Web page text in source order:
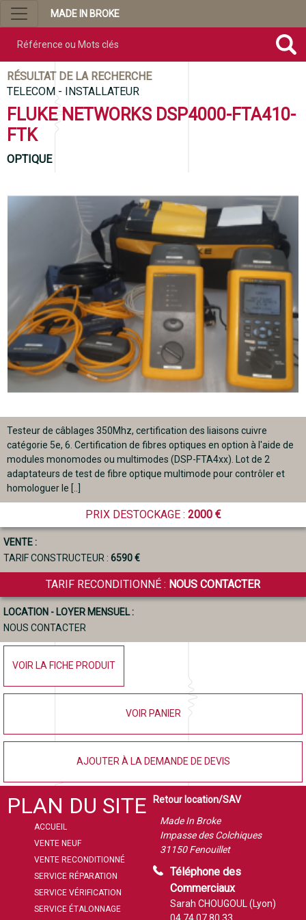
MADE IN BROKE
RÉSULTAT DE LA RECHERCHE
TELECOM - INSTALLATEUR
FLUKE NETWORKS DSP4000-FTA410-
FTK
OPTIQUE
Testeur de câblages 350Mhz, certification des liaisons cuivre
catégorie 5e, 6. Certification de fibres optiques en option à l'aide de
modules monomodes ou multimodes (DSP-FTA4xx). Lot de 2
adaptateurs de test de fibre optique multimode pour contrôler et
homologuer le [..]
PRIX DESTOCKAGE : 2000 €
VENTE :
TARIF CONSTRUCTEUR : 6590 €
TARIF RECONDITIONNÉ : NOUS CONTACTER
LOCATION - LOYER MENSUEL :
NOUS CONTACTER
VOIR LA FICHE PRODUIT
VOIR PANIER
AJOUTER À LA DEMANDE DE DEVIS
PLAN DU SITE
ACCUEIL
VENTE NEUF
VENTE RECONDITIONNÉ
SERVICE RÉPARATION
SERVICE VÉRIFICATION
SERVICE ÉTALONNAGE
Retour location/SAV
Made In Broke
Impasse des Colchiques
31150 Fenouillet
Téléphone des
Commerciaux
Sarah CHOUGOUL (Lyon)